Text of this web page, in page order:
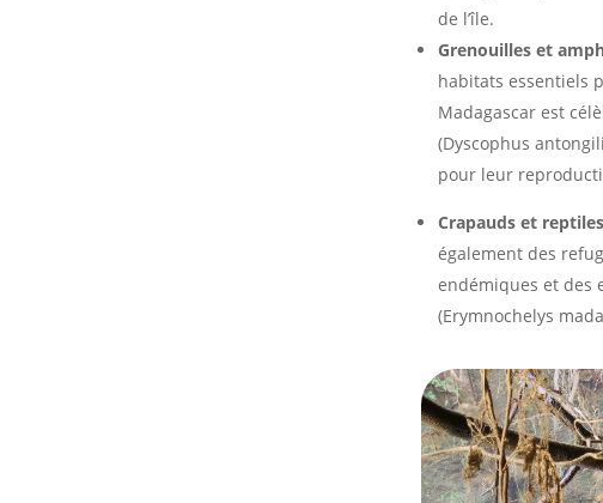
de l’île.
Grenouilles et
habitats essentiels
Madagascar est
(Dyscophus
pour leur
Crapauds et
également des
endémiques et des
(Erymnochelys